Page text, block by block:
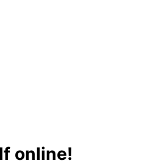
online!